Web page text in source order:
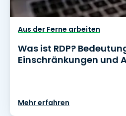
Aus der Ferne arbeiten
Was ist RDP?
Einschränkungen und
Mehr erfahren